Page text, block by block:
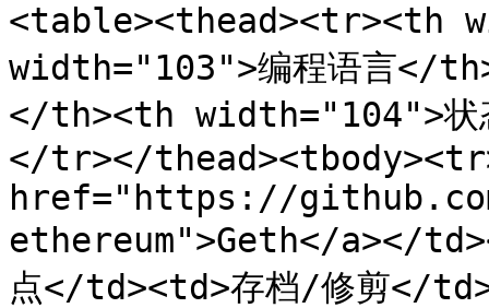
<table><thead><tr><th
width="103">编程语言</
</th><th width="104">状
</tr></
href="https://
ethereum">Geth</a></
点</td><td>存档/修剪</